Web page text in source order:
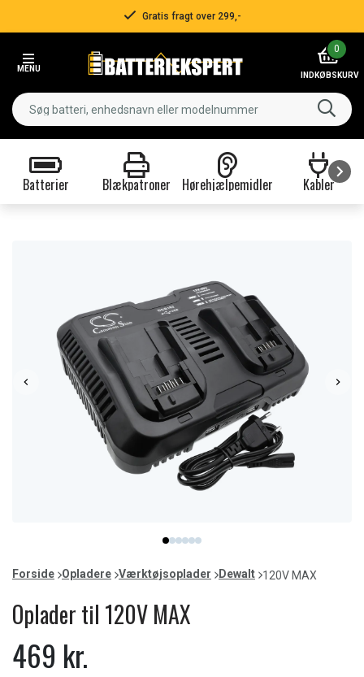
Gratis fragt over 299,-
MENU
0
INDKØBSKURV
Batterier Blækpatroner Hørehjælpemidler Kabler
item
0
item
1
item
2
item
3
item
4
item
5
of
Forside Opladere Værktøjsoplader Dewalt 120V MAX
Oplader til 120V MAX
469 kr.